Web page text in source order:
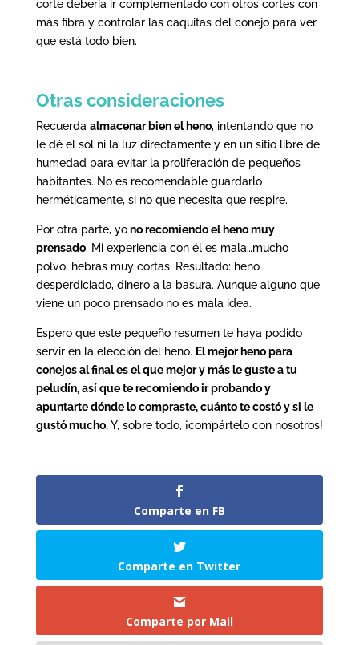
corte debería ir complementado con otros cortes con
más fibra y controlar las caquitas del conejo para ver
que está todo bien.
Otras consideraciones
Recuerda almacenar bien el heno, intentando que no
le dé el sol ni la luz directamente y en un sitio libre de
humedad para evitar la proliferación de pequeños
habitantes. No es recomendable guardarlo
herméticamente, si no que necesita que respire.
Por otra parte, yono recomiendo el heno muy
prensado. Mi experiencia con él es mala…mucho
polvo, hebras muy cortas. Resultado: heno
desperdiciado, dinero a la basura. Aunque alguno que
viene un poco prensado no es mala idea.
Espero que este pequeño resumen te haya podido
servir en la elección del heno. El mejor heno para
conejos al final es el que mejor y más le guste a tu
peludín, así que te recomiendo ir probando y
apuntarte dónde lo compraste, cuánto te costó y si le
gustó mucho.Y, sobre todo, ¡compártelo con nosotros!
Comparte en FB
Comparte en Twitter
Comparte por Mail